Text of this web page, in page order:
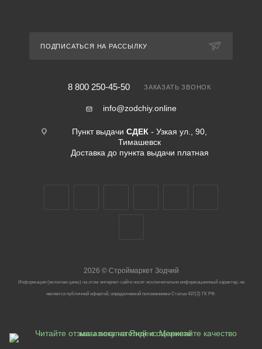
ПОДПИСАТЬСЯ НА РАССЫЛКУ
8 800 250-45-50 ЗАКАЗАТЬ ЗВОНОК
info@zodchiy.online
Пункт выдачи СДЕК - Узкая ул., 90,
Тимашевск
Доставка до пункта выдачи платная
2026 ©Строймаркет Зодчий
Информация (включая цены) на этом интернет-сайте носит исключительно информационный характер, не
является публичной офертой, определяемой положениями Статьи 437(2) ГК РФ.